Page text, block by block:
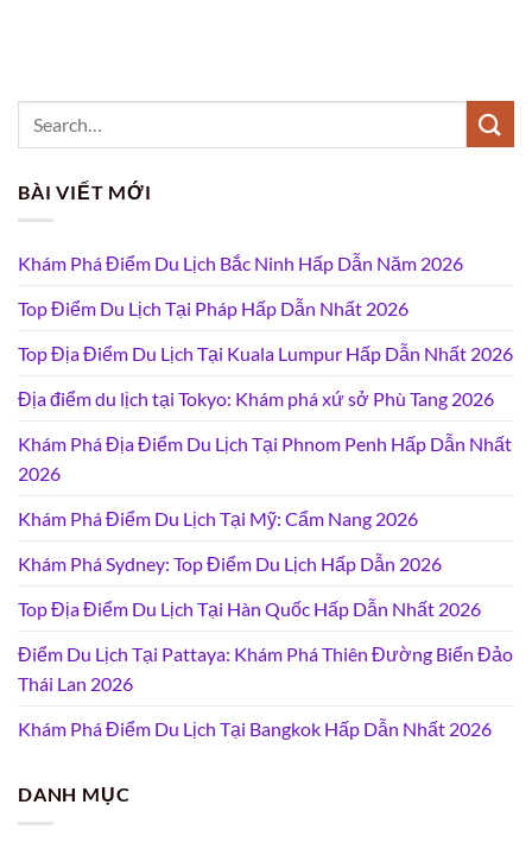
BÀI VIẾT MỚI
Khám Phá Điểm Du Lịch Bắc Ninh Hấp Dẫn Năm 2026
Top Điểm Du Lịch Tại Pháp Hấp Dẫn Nhất 2026
Top Địa Điểm Du Lịch Tại Kuala Lumpur Hấp Dẫn Nhất 2026
Địa điểm du lịch tại Tokyo: Khám phá xứ sở Phù Tang 2026
Khám Phá Địa Điểm Du Lịch Tại Phnom Penh Hấp Dẫn Nhất
2026
Khám Phá Điểm Du Lịch Tại Mỹ: Cẩm Nang 2026
Khám Phá Sydney: Top Điểm Du Lịch Hấp Dẫn 2026
Top Địa Điểm Du Lịch Tại Hàn Quốc Hấp Dẫn Nhất 2026
Điểm Du Lịch Tại Pattaya: Khám Phá Thiên Đường Biển Đảo
Thái Lan 2026
Khám Phá Điểm Du Lịch Tại Bangkok Hấp Dẫn Nhất 2026
DANH MỤC